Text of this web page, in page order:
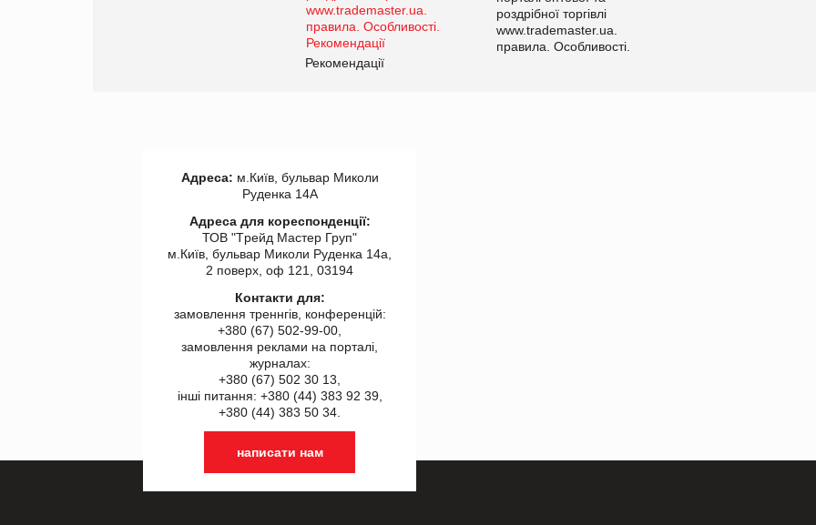
роздрібної торгівлі
www.trademaster.ua.
правила. Особливості.
Рекомендації
Адреса: м.Київ, бульвар Миколи
Руденка 14А
Адреса для кореспонденції:
ТОВ "Tрейд Мастер Груп"
м.Київ, бульвар Миколи Руденка 14а,
2 поверх, оф 121, 03194
Контакти для:
замовлення треннгів, конференцій:
+380 (67) 502-99-00,
замовлення реклами на порталі,
журналах:
+380 (67) 502 30 13,
інші питання: +380 (44) 383 92 39,
+380 (44) 383 50 34.
написати нам